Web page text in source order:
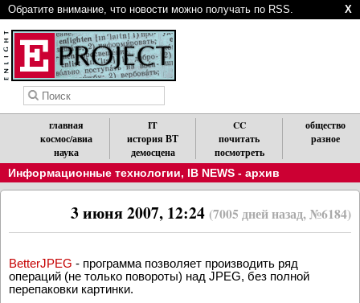
Обратите внимание, что новости можно получать по RSS. X
главная
космос/авиа
наука
IT
история ВТ
демосцена
CC
почитать
посмотреть
общество
разное
Информационные технологии, IB NEWS - архив
3 июня 2007, 12:24 (7005 дней назад, №6184)
BetterJPEG - программа позволяет производить ряд
операций (не только повороты) над JPEG, без полной
перепаковки картинки.